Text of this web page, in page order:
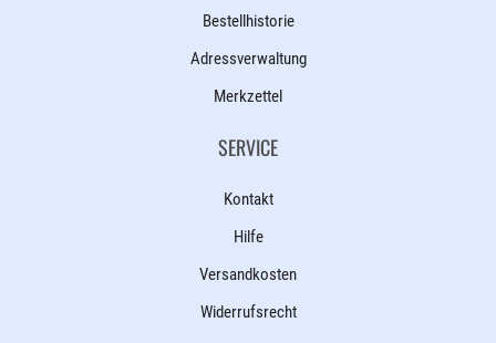
Bestellhistorie
Adressverwaltung
Merkzettel
SERVICE
Kontakt
Hilfe
Versandkosten
Widerrufsrecht